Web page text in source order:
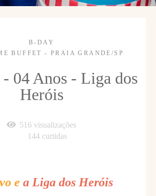
B-DAY
BUFFET - PRAIA GRANDE/SP
- 04 Anos - Liga dos
Heróis
516 visualizações
144 curtidas
e a Liga dos Heróis